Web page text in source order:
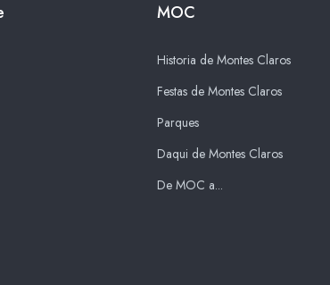
MOC
Historia de Montes Claros
Festas de Montes Claros
Parques
Daqui de Montes Claros
De MOC a...